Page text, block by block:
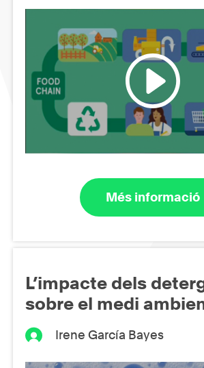
Més informació
L’impacte dels
sobre el medi
Irene García Bayes